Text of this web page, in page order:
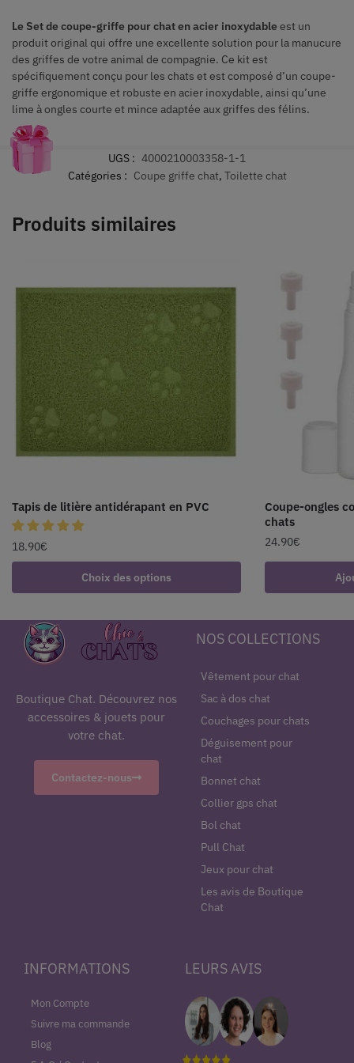
Le Set de coupe-griffe pour chat en acier inoxydableest un
produit original qui offre une excellente solution pour la manucure
des griffes de votre animal de compagnie. Ce kit est
spécifiquement conçu pour les chats et est composé d’un coupe-
griffe ergonomique et robuste en acier inoxydable, ainsi qu’une
lime à ongles courte et mince adaptée aux griffes des félins.
UGS : 4000210003358-1-1
Catégories : Coupe griffe chat, Toilette chat
Produits similaires
Tapis de litière antidérapant en PVC
18.90€
Choix des options
Coupe-ongles
chats
24.90€
Boutique Chat. Découvrez nos
accessoires & jouets pour
votre chat.
Contactez-nous
NOS COLLECTIONS
Vêtement pour chat
Sac à dos chat
Couchages pour chats
Déguisement pour
chat
Bonnet chat
Collier gps chat
Bol chat
Pull Chat
Jeux pour chat
Les avis de Boutique
Chat
INFORMATIONS
Mon Compte
Suivre ma commande
Blog
LEURS AVIS